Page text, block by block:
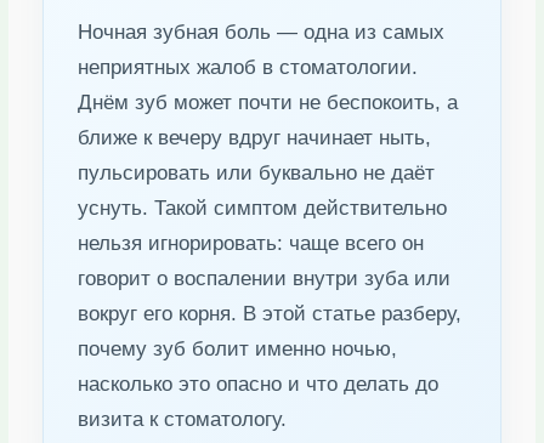
Ночная зубная боль — одна из самых
неприятных жалоб в стоматологии.
Днём зуб может почти не беспокоить, а
ближе к вечеру вдруг начинает ныть,
пульсировать или буквально не даёт
уснуть. Такой симптом действительно
нельзя игнорировать: чаще всего он
говорит о воспалении внутри зуба или
вокруг его корня. В этой статье разберу,
почему зуб болит именно ночью,
насколько это опасно и что делать до
визита к стоматологу.